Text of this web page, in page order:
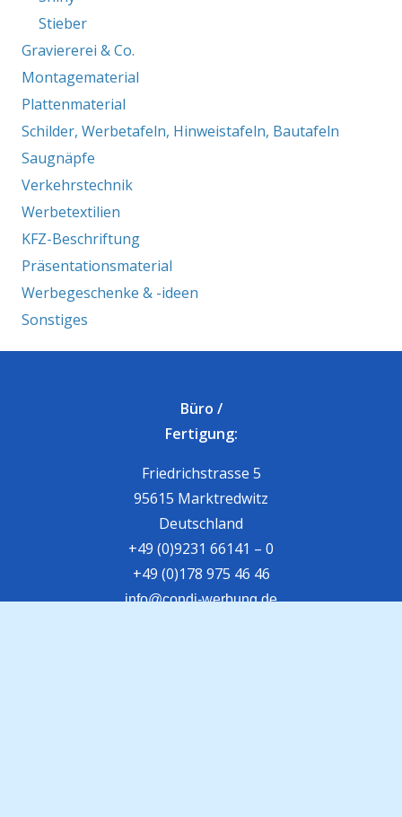
Stieber
Graviererei & Co.
Montagematerial
Plattenmaterial
Schilder, Werbetafeln, Hinweistafeln, Bautafeln
Saugnäpfe
Verkehrstechnik
Werbetextilien
KFZ-Beschriftung
Präsentationsmaterial
Werbegeschenke & -ideen
Sonstiges
Büro /
Fertigung:
Friedrichstrasse 5
95615 Marktredwitz
Deutschland
+49 (0)9231 66141 – 0
+49 (0)178 975 46 46
info@condi-werbung.de